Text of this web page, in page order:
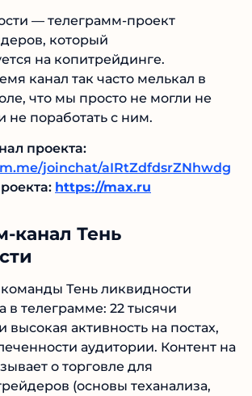
— телеграмм-проект
который
на копитрейдинге.
канал так часто мелькал в
что мы просто не могли не
не поработать с ним.
проекта:
joinchat/aIRtZdfdsrZNhwdg
https://max.ru
канал Тень
Тень ликвидности
в телеграмме: 22 тысячи
высокая активность на постах,
аудитории. Контент на
о торговле для
(основы теханализа,